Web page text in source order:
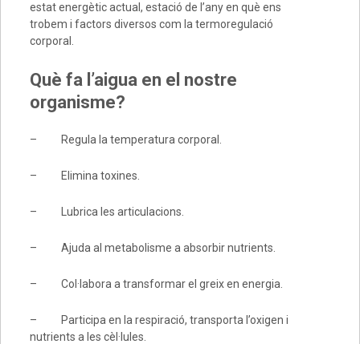
estat energètic actual, estació de l’any en què ens
trobem i factors diversos com la termoregulació
corporal.
Què fa l’aigua en el nostre
organisme?
– Regula la temperatura corporal.
– Elimina toxines.
– Lubrica les articulacions.
– Ajuda al metabolisme a absorbir nutrients.
– Col·labora a transformar el greix en energia.
– Participa en la respiració, transporta l’oxigen i
nutrients a les cèl·lules.